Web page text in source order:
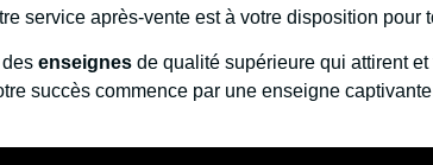
service après-vente est à votre disposition pour
desenseignes de qualité supérieure qui attirent
succès commence par une enseigne captivante